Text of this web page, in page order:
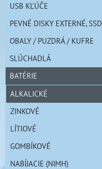
USB KĽÚČE
PEVNÉ DISKY EXTERNÉ, SSD
OBALY / PUZDRÁ / KUFRE
SLÚCHADLÁ
BATÉRIE
ALKALICKÉ
ZINKOVÉ
LÍTIOVÉ
GOMBÍKOVÉ
NABÍJACIE (NIMH)